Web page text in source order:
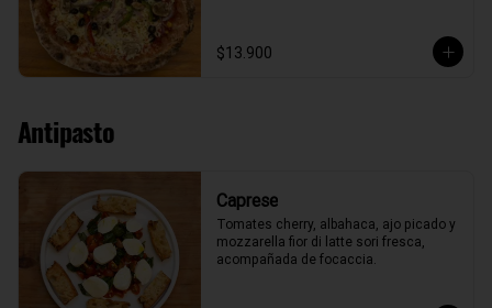
$13.900
Antipasto
Caprese
Tomates cherry, albahaca, ajo picado y
mozzarella fior di latte sori fresca,
acompañada de focaccia.